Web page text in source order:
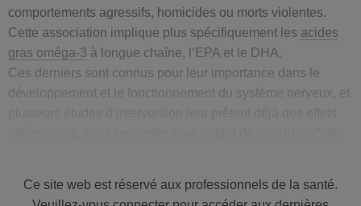
comportements agressifs, homicides ou morts violentes.
Cette association implique plus spécifiquement les acides
gras oméga-3 à longue chaîne, l’EPA et le DHA.
Ces derniers sont connus pour leur importance dans le
développement et le fonctionnement du système nerveux, et
l’agressivité.
Ce site web est réservé aux professionnels de la santé.